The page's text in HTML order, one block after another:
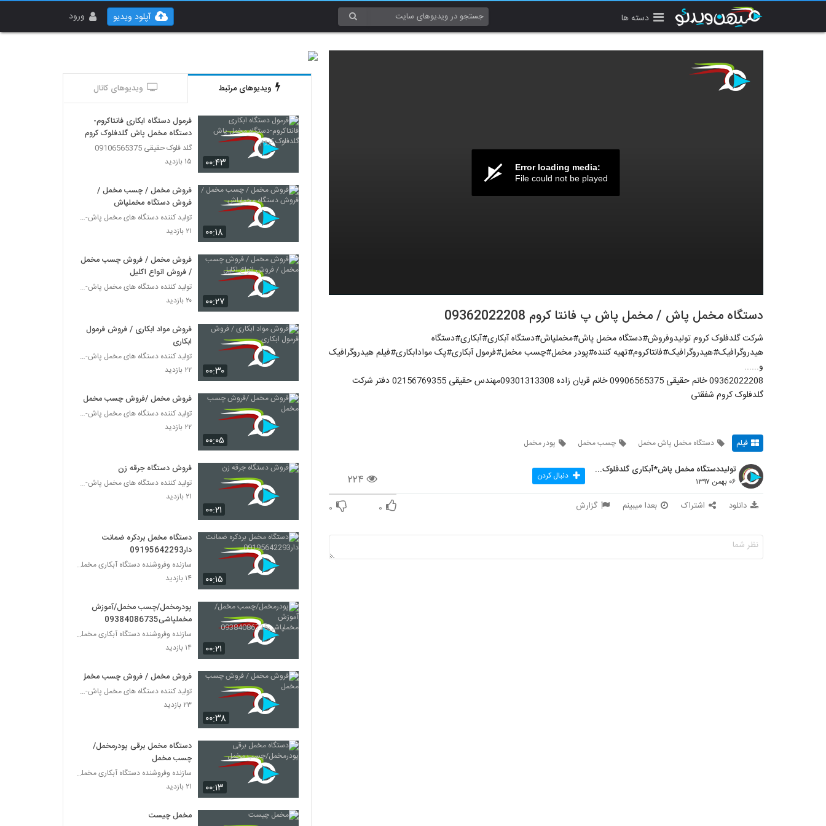
دسته ها ورود آپلود ویدیو
Error loading media:
File could not be played
دستگاه مخمل پاش / مخمل پاش پ فانتا کروم 09362022208
شرکت گلدفلوک کروم تولیدوفروش#دستگاه مخمل پاش#مخملپاش#دستگاه آبکاری#آبکاری#دستگاه
هیدروگرافیک#هیدروگرافیک#فانتاکروم#تهیه کننده#پودر مخمل#چسب مخمل#فرمول آبکاری#پک موادابکاری#فیلم هیدروگرافیک
و......
09362022208 خانم حقیقی 09906565375 خانم قربان زاده 09301313308مهندس حقیقی 02156769355 دفتر شرکت
گلدفلوک کروم شفقتی
فیلم دستگاه مخمل پاش مخمل چسب مخمل پودر مخمل
۲۲۴
تولیددستگاه مخمل پاش*آبکاری گلدفلوک 09106565375
۰۶ بهمن ۱۳۹۷ دنبال کردن
دانلود اشتراک بعدا میبینم گزارش ۰ ۰
ویدیوهای مرتبط ویدیوهای کانال
۰۰:۴۳
فرمول دستگاه ابکاری فانتاکروم-
دستگاه مخمل پاش گلدفلوک کروم
گلد فلوک حقیقی 09106565375
۱۵ بازدید
۰۰:۱۸
فروش مخمل / چسب مخمل /
فروش دستگاه مخملپاش
تولید کننده دستگاه های مخمل پاش-هیدروگرافیک-ابکاری
۲۱ بازدید
۰۰:۲۷
فروش مخمل / فروش چسب مخمل
/ فروش انواع اکلیل
تولید کننده دستگاه های مخمل پاش-هیدروگرافیک-ابکاری
۲۰ بازدید
۰۰:۳۰
فروش مواد ابکاری / فروش فرمول
ابکاری
تولید کننده دستگاه های مخمل پاش-هیدروگرافیک-ابکاری
۲۲ بازدید
۰۰:۰۵
فروش مخمل /فروش چسب مخمل
تولید کننده دستگاه های مخمل پاش-هیدروگرافیک-ابکاری
۲۲ بازدید
۰۰:۲۱
فروش دستگاه جرقه زن
تولید کننده دستگاه های مخمل پاش-هیدروگرافیک-ابکاری
۲۱ بازدید
۰۰:۱۵
دستگاه مخمل بردکره ضمانت
دار09195642293
سازنده وفروشنده دستگاه آبکاری مخملپاش هیدروگرافیک
۱۴ بازدید
۰۰:۲۱
پودرمخمل/چسب مخمل/آموزش
مخملپاشی09384086735
سازنده وفروشنده دستگاه آبکاری مخملپاش هیدروگرافیک
۱۴ بازدید
۰۰:۳۸
فروش مخمل / فروش چسب مخمل
تولید کننده دستگاه های مخمل پاش-هیدروگرافیک-ابکاری
۲۳ بازدید
۰۰:۱۳
دستگاه مخمل برقی پودرمخمل/
چسب مخمل
سازنده وفروشنده دستگاه آبکاری مخملپاش هیدروگرافیک
۲۱ بازدید
مخمل چیست